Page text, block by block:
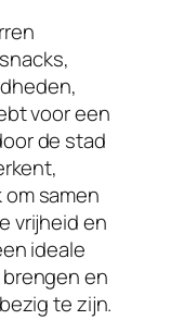
voor een
de stad
samen
vrijheid en
ideale
en
te zijn.